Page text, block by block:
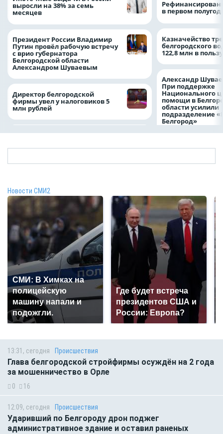
выросли на 38% за семь
месяцев
Президент России Владимир
Путин провёл рабочую встречу
с врио губернатора
Белгородской области
Александром Шуваевым
Директор белгородской
фирмы увел у налоговиков 5
млн рублей
в первом
Казначейство
белгородского
122,8 млн в
Александр
При поддержке
Национального
помощи в
области усилили
подразделение
Белгород»
Новости СМИ2
СМИ: В Химках на
полицейскую
машину напали и
подожгли.
Где будет встреча
президентов США и
России: Европа?
13:31, сегодня Происшествия
Глава белгородской стройфирмы осуждён на 2 года
за мошенничество в Орле
0 16
12:09, сегодня Происшествия
Ударивший по Белгороду дрон поджег
административное здание и оставил раненых